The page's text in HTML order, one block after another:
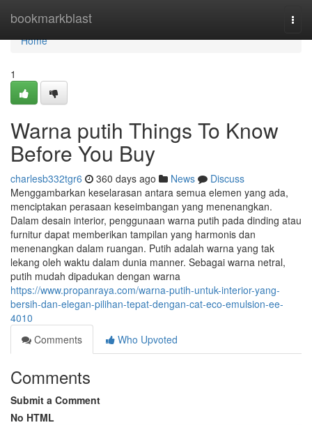
bookmarkblast
Home
Home
1
Warna putih Things To Know
Before You Buy
charlesb332tgr6 360 days ago News
Discuss
Menggambarkan keselarasan antara semua elemen yang ada,
menciptakan perasaan keseimbangan yang menenangkan.
Dalam desain interior, penggunaan warna putih pada dinding atau
furnitur dapat memberikan tampilan yang harmonis dan
menenangkan dalam ruangan. Putih adalah warna yang tak
lekang oleh waktu dalam dunia manner. Sebagai warna netral,
putih mudah dipadukan dengan warna
https://www.propanraya.com/warna-putih-untuk-interior-yang-
bersih-dan-elegan-pilihan-tepat-dengan-cat-eco-emulsion-ee-
4010
Comments
Who Upvoted
Comments
Submit a Comment
No HTML